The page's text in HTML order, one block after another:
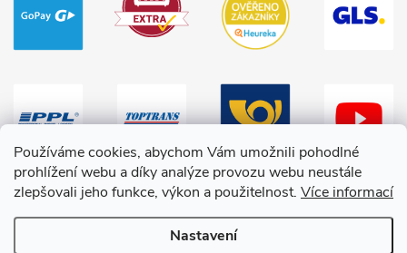
Používáme cookies, abychom Vám umožnili pohodlné
prohlížení webu a díky analýze provozu webu neustále
zlepšovali jeho funkce, výkon a použitelnost. Více informací
Nastavení